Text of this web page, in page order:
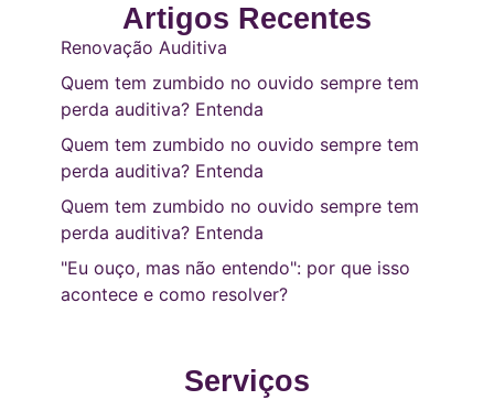
Artigos Recentes
Renovação Auditiva
Quem tem zumbido no ouvido sempre tem
perda auditiva? Entenda
Quem tem zumbido no ouvido sempre tem
perda auditiva? Entenda
Quem tem zumbido no ouvido sempre tem
perda auditiva? Entenda
"Eu ouço, mas não entendo": por que isso
acontece e como resolver?
Serviços